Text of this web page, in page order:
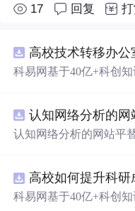
17 回复
科易网基于40亿+科创
新领域的AI+数智化解
智能化发展。
认知网络分析的网站平替
高校如何提升科
科易网基于40亿+科创